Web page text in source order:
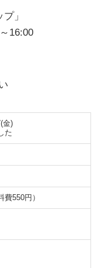
」
16:00
金)
た
550円）